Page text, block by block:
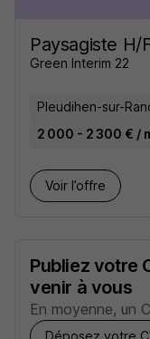
Paysagiste H/
Green Interim 22
Pleudihen-sur-
2 000 - 2 300 € /
Voir l’offre
Publiez votre
venir à vous
En moyenne, un
Déposez votre